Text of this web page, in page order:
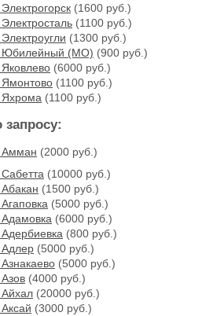
(1600 руб.)
(1100 руб.)
(1300 руб.)
Юбилейный (МО) (900 руб.)
Яковлево (6000 руб.)
Ямонтово (1100 руб.)
Яхрома (1100 руб.)
запросу:
Амман (2000 руб.)
(10000 руб.)
Абакан (1500 руб.)
(5000 руб.)
Адамовка (6000 руб.)
Адербиевка (800 руб.)
Адлер (5000 руб.)
(5000 руб.)
(4000 руб.)
Айхал (20000 руб.)
(3000 руб.)